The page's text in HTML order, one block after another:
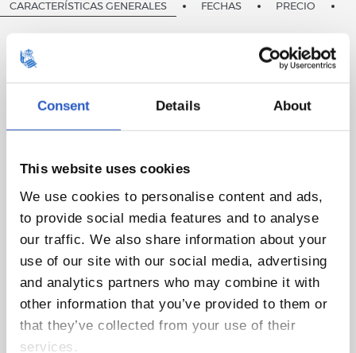
Consent Details About
This website uses cookies
We use cookies to personalise content and ads,
to provide social media features and to analyse
our traffic. We also share information about your
use of our site with our social media, advertising
and analytics partners who may combine it with
other information that you’ve provided to them or
that they’ve collected from your use of their
services.
CARACTERÍSTICAS GENERALES FECHAS PRECIO
Niños y niñas nacidos y nacidas entre el 2010 y
Plazas limitadas y adjudicadas mediante sorteo.
Las inscripciones se podrán hacer en grupo
Horario de 9:00h. a 14:00h (recepción desde
8:30).
Categorías mixtas.
Grupos por edades.
Multideporte.
Entrenadores y monitores titulados y con gran
experiencia.
No habrá servicio de autobús.
Los niños y niñas tienen que llevar su propia